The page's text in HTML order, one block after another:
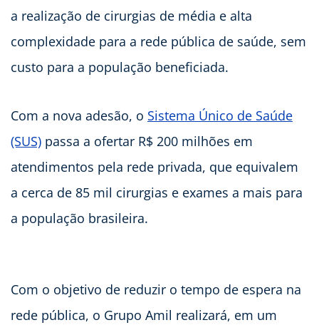
a realização de cirurgias de média e alta
complexidade para a rede pública de saúde, sem
custo para a população beneficiada.
Com a nova adesão, o Sistema Único de Saúde
(SUS) passa a ofertar R$ 200 milhões em
atendimentos pela rede privada, que equivalem
a cerca de 85 mil cirurgias e exames a mais para
a população brasileira.
Com o objetivo de reduzir o tempo de espera na
rede pública, o Grupo Amil realizará, em um